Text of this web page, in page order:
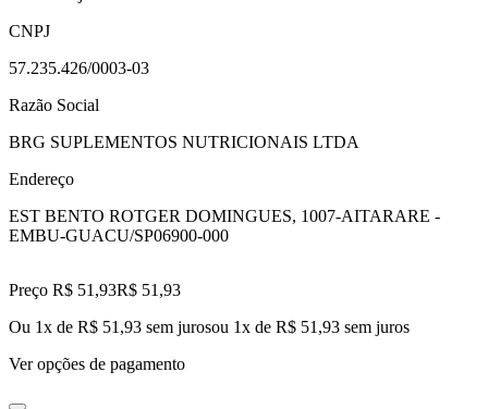
CNPJ
57.235.426/0003-03
Razão Social
BRG SUPLEMENTOS NUTRICIONAIS LTDA
Endereço
EST BENTO ROTGER DOMINGUES, 1007-AITARARE -
EMBU-GUACU/SP06900-000
Preço R$ 51,93R$ 51 ,93
Ou 1x de R$ 51,93 sem jurosou 1x de R$ 51,93 sem juros
Ver opções de pagamento